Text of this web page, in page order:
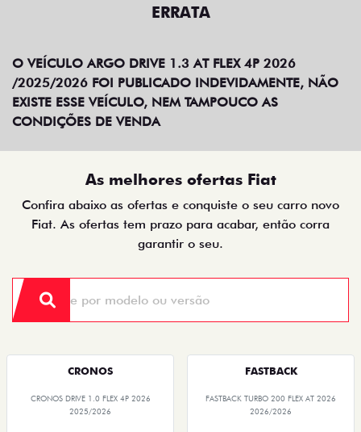
ERRATA
O VEÍCULO ARGO DRIVE 1.3 AT FLEX 4P 2026
/2025/2026 FOI PUBLICADO INDEVIDAMENTE, NÃO
EXISTE ESSE VEÍCULO, NEM TAMPOUCO AS
CONDIÇÕES DE VENDA
As melhores ofertas Fiat
Confira abaixo as ofertas e conquiste o seu carro novo
Fiat. As ofertas tem prazo para acabar, então corra
garantir o seu.
CRONOS
CRONOS DRIVE 1.0 FLEX 4P 2026
2025/2026
FASTBACK
FASTBACK TURBO 200 FLEX AT 2026
2026/2026